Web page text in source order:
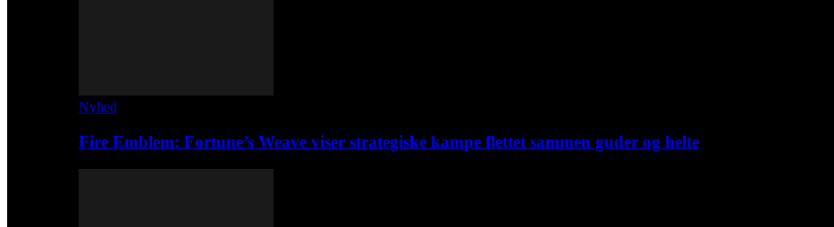
Nyhed
Fire Emblem: Fortune’s Weave viser strategiske kampe flettet sammen guder og helte